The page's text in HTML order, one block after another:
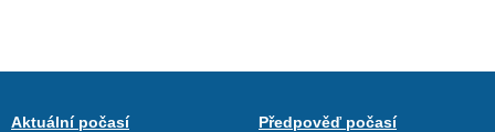
Aktuální počasí
Předpověď počasí